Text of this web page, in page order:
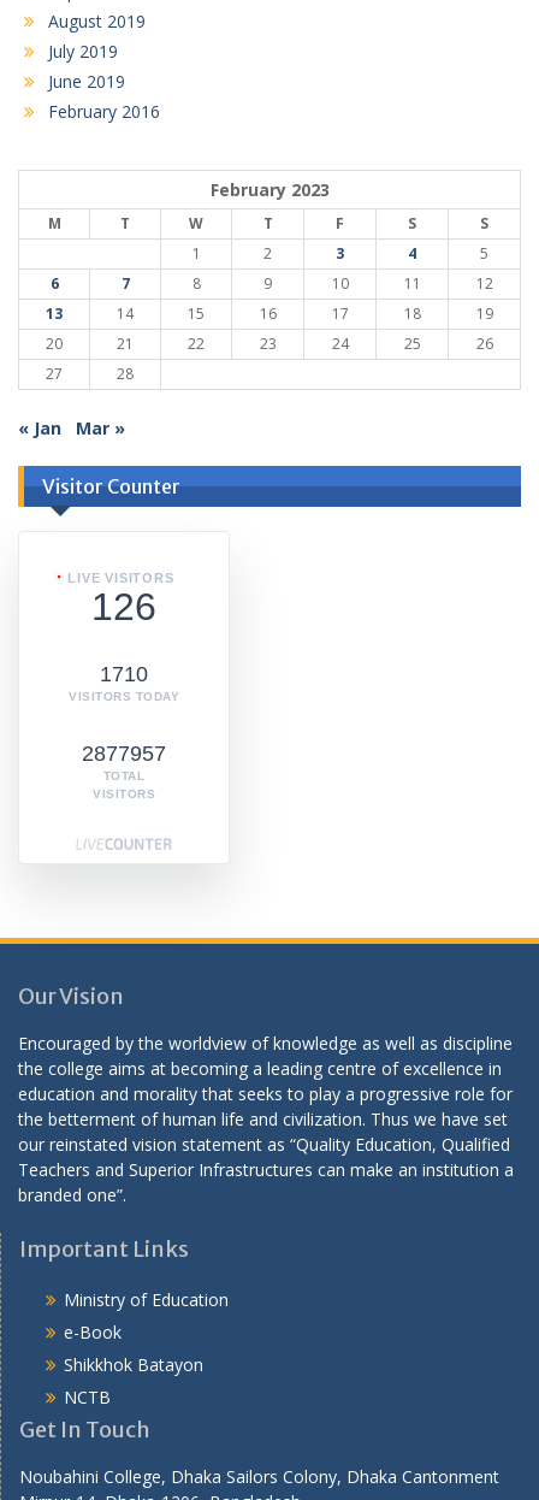
August 2019
July 2019
June 2019
February 2016
February 2023
M T W T F S
S
1
2 3 4
5
6
7 8 9 10 11
12
13
14 15 16 17 18
19
20
21 22 23 24 25
26
27
28
« Jan Mar »
Visitor Counter
LIVE VISITORS
126
1710
VISITORS TODAY
2877957
TOTAL
VISITORS
Our Vision
Encouraged by the worldview of knowledge as well as discipline
the college aims at becoming a leading centre of excellence in
education and morality that seeks to play a progressive role for
the betterment of human life and civilization. Thus we have set
our reinstated vision statement as “Quality Education, Qualified
Teachers and Superior Infrastructures can make an institution a
branded one”.
Important Links
Ministry of Education
e-Book
Shikkhok Batayon
NCTB
Get In Touch
Noubahini College, Dhaka Sailors Colony, Dhaka Cantonment